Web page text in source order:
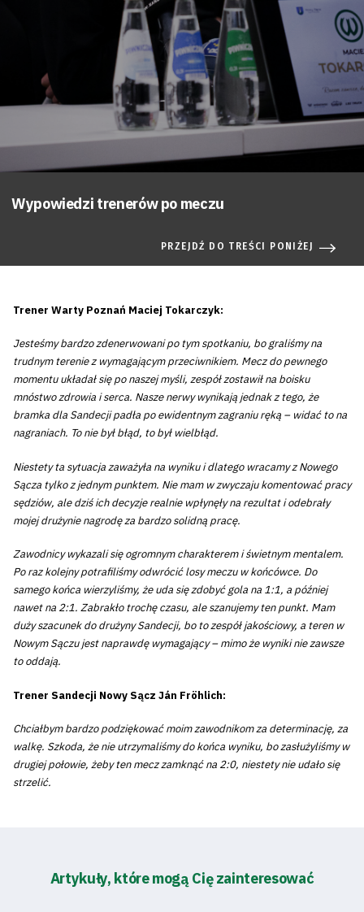
Wypowiedzi trenerów po meczu
PRZEJDŹ DO TREŚCI PONIŻEJ
Trener Warty Poznań Maciej Tokarczyk:
Jesteśmy bardzo zdenerwowani po tym spotkaniu, bo graliśmy na
trudnym terenie z wymagającym przeciwnikiem. Mecz do pewnego
momentu układał się po naszej myśli, zespół zostawił na boisku
mnóstwo zdrowia i serca. Nasze nerwy wynikają jednak z tego, że
bramka dla Sandecji padła po ewidentnym zagraniu ręką – widać to na
nagraniach. To nie był błąd, to był wielbłąd.
Niestety ta sytuacja zaważyła na wyniku i dlatego wracamy z Nowego
Sącza tylko z jednym punktem. Nie mam w zwyczaju komentować pracy
sędziów, ale dziś ich decyzje realnie wpłynęły na rezultat i odebrały
mojej drużynie nagrodę za bardzo solidną pracę.
Zawodnicy wykazali się ogromnym charakterem i świetnym mentalem.
Po raz kolejny potrafiliśmy odwrócić losy meczu w końcówce. Do
samego końca wierzyliśmy, że uda się zdobyć gola na 1:1, a później
nawet na 2:1. Zabrakło trochę czasu, ale szanujemy ten punkt. Mam
duży szacunek do drużyny Sandecji, bo to zespół jakościowy, a teren w
Nowym Sączu jest naprawdę wymagający – mimo że wyniki nie zawsze
to oddają.
Trener Sandecji Nowy Sącz Ján Fröhlich:
Chciałbym bardzo podziękować moim zawodnikom za determinację, za
walkę. Szkoda, że nie utrzymaliśmy do końca wyniku, bo zasłużyliśmy w
drugiej połowie, żeby ten mecz zamknąć na 2:0, niestety nie udało się
strzelić.
Artykuły, które mogą Cię zainteresować